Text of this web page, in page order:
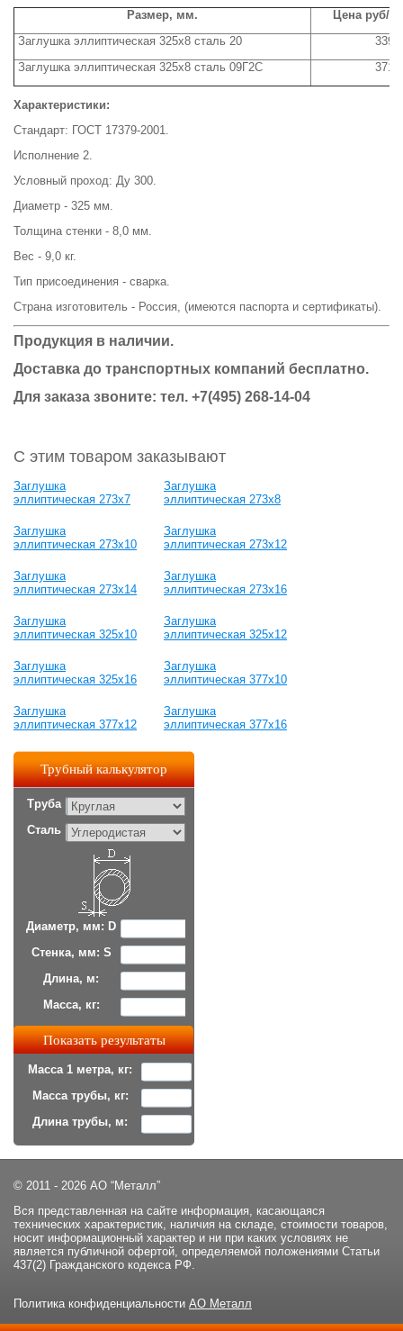
Размер, мм.
Цена руб/
Заглушка эллиптическая 325х8 сталь 20
3390
Заглушка эллиптическая 325х8 сталь 09Г2С
3710
Характеристики:
Стандарт: ГОСТ 17379-2001.
Исполнение 2.
Условный проход: Ду 300.
Диаметр - 325 мм.
Толщина стенки - 8,0 мм.
Вес - 9,0 кг.
Тип присоединения - сварка.
Страна изготовитель - Россия, (имеются паспорта и сертификаты).
Продукция в наличии.
Доставка до транспортных компаний бесплатно.
Для заказа звоните: тел. +7(495) 268-14-04
С этим товаром заказывают
Заглушка
эллиптическая 273х7
Заглушка
эллиптическая 273х8
Заглушка
эллиптическая 273х10
Заглушка
эллиптическая 273х12
Заглушка
эллиптическая 273х14
Заглушка
эллиптическая 273х16
Заглушка
эллиптическая 325х10
Заглушка
эллиптическая 325х12
Заглушка
эллиптическая 325х16
Заглушка
эллиптическая 377х10
Заглушка
эллиптическая 377х12
Заглушка
эллиптическая 377х16
Трубный калькулятор
Труба
Сталь
Диаметр, мм: D
Стенка, мм: S
Длина, м:
Масса, кг:
Масса 1 метра, кг:
Масса трубы, кг:
Длина трубы, м:
© 2011 - 2026 АО “Металл”
Вся представленная на сайте информация, касающаяся
технических характеристик, наличия на складе, стоимости товаров,
носит информационный характер и ни при каких условиях не
является публичной офертой, определяемой положениями Статьи
437(2) Гражданского кодекса РФ.
Политика конфиденциальности АО Металл